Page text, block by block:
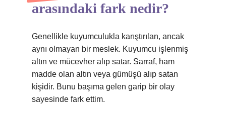
arasındaki fark nedir?
Genellikle kuyumculukla karıştırılan, ancak
aynı olmayan bir meslek. Kuyumcu işlenmiş
altın ve mücevher alıp satar. Sarraf, ham
madde olan altın veya gümüşü alıp satan
kişidir. Bunu başıma gelen garip bir olay
sayesinde fark ettim.